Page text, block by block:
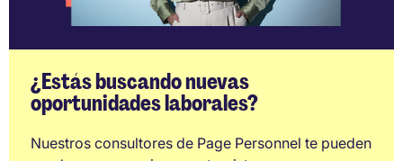
¿Estás buscando nuevas
oportunidades laborales?
Nuestros consultores de Page Personnel te pueden